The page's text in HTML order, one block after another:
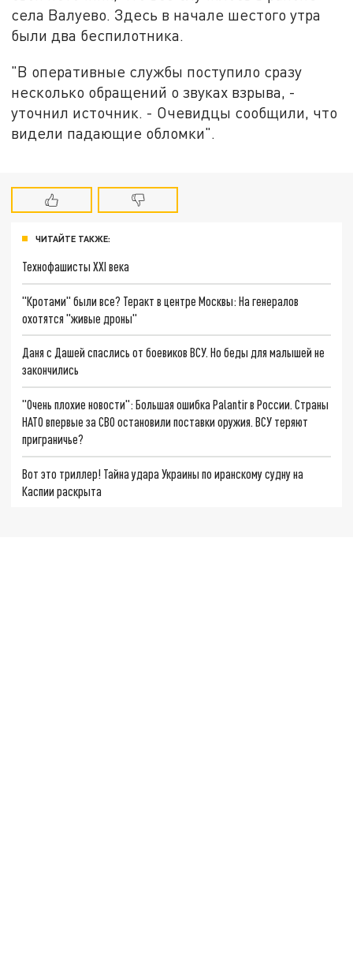
села Валуево. Здесь в начале шестого утра
были два беспилотника.
"В оперативные службы поступило сразу
несколько обращений о звуках взрыва, -
уточнил источник. - Очевидцы сообщили, что
видели падающие обломки".
ЧИТАЙТЕ ТАКЖЕ:
Технофашисты XXI века
"Кротами" были все? Теракт в центре Москвы: На генералов
охотятся "живые дроны"
Даня с Дашей спаслись от боевиков ВСУ. Но беды для малышей не
закончились
"Очень плохие новости": Большая ошибка Palantir в России. Страны
НАТО впервые за СВО остановили поставки оружия. ВСУ теряют
приграничье?
Вот это триллер! Тайна удара Украины по иранскому судну на
Каспии раскрыта